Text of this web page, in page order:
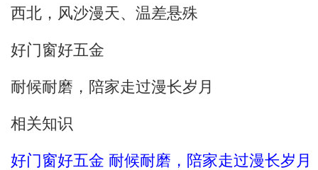
西北，风沙漫天、温差悬殊
好门窗好五金
耐候耐磨，陪家走过漫长岁月
相关知识
好门窗好五金 耐候耐磨，陪家走过漫长岁月